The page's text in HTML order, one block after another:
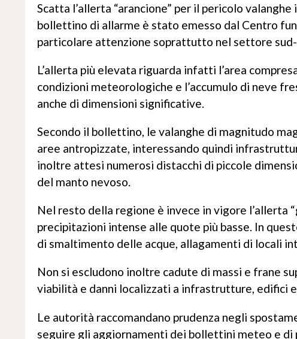
Scatta l’allerta “arancione” per il pericolo
bollettino di allarme è stato emesso dal Centro
particolare attenzione soprattutto nel settore
L’allerta più elevata riguarda infatti l’area
condizioni meteorologiche e l’accumulo di neve
anche di dimensioni significative.
Secondo il bollettino, le valanghe di magnitudo
aree antropizzate, interessando quindi
inoltre attesi numerosi distacchi di piccole
del manto nevoso.
Nel resto della regione è invece in vigore l’allerta
precipitazioni intense alle quote più basse. In
di smaltimento delle acque, allagamenti di locali
Non si escludono inoltre cadute di massi e frane
viabilità e danni localizzati a infrastrutture, edifici
Le autorità raccomandano prudenza negli
seguire gli aggiornamenti dei bollettini meteo e di